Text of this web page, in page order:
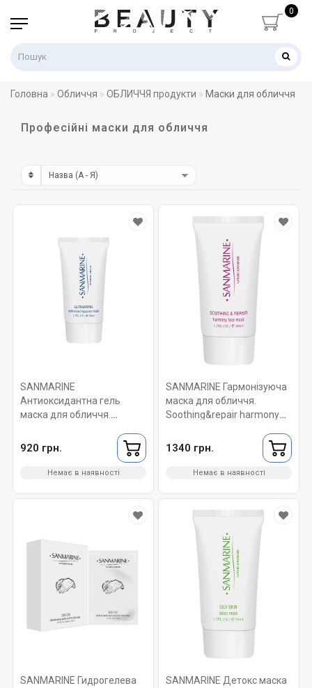
0
Головна Обличчя ОБЛИЧЧЯ продукти Маски для обличчя
Професійні маски для обличчя
SANMARINE
Антиоксидантна гель
маска для обличчя.
hyaluron mask 50 мл.
920 грн.
Немає в наявності
SANMARINE Гармонізуюча
маска для обличчя.
Soothing&repair harmony
1340 грн.
Немає в наявності
SANMARINE Гидрогелева
SANMARINE Детокс маска